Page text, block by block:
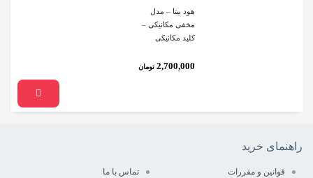
هود بیتا – مدل
مخفی مکانیکی –
کلید مکانیکی
2,700,000 تومان
راهنمای خرید
قوانین و مقررات تماس با ما